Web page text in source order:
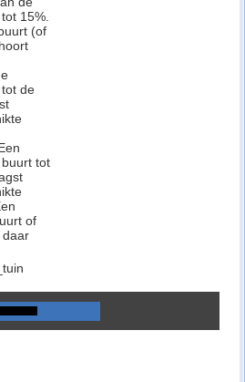
15%.
(of
de
tot
of
daar